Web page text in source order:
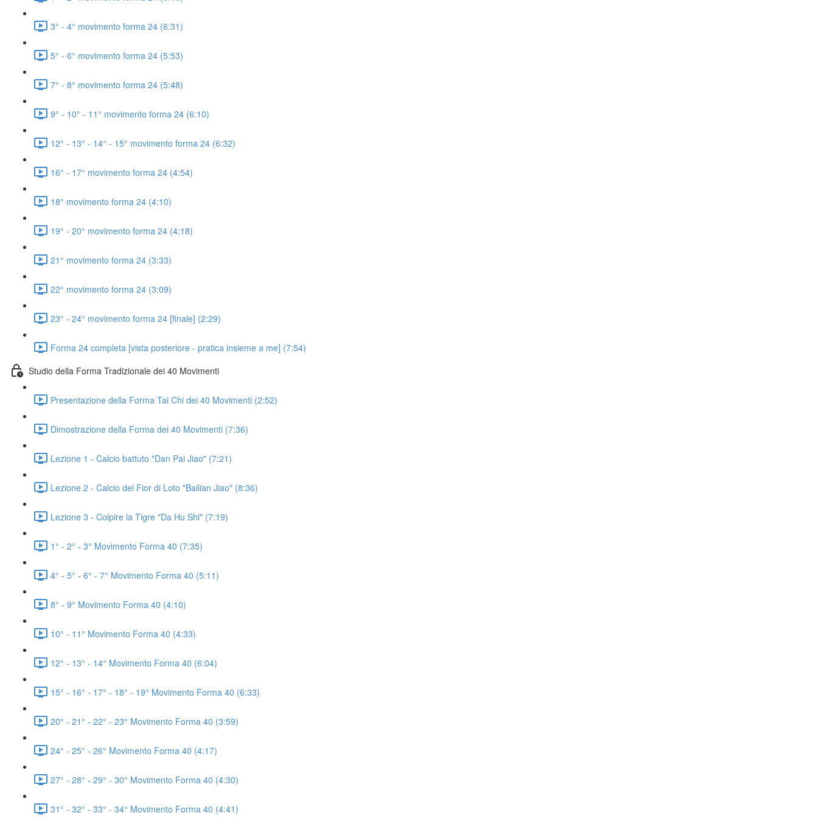
3° - 4° movimento forma 24 (6:31)
5° - 6° movimento forma 24 (5:53)
7° - 8° movimento forma 24 (5:48)
9° - 10° - 11° movimento forma 24 (6:10)
12° - 13° - 14° - 15° movimento forma 24 (6:32)
16° - 17° movimento forma 24 (4:54)
18° movimento forma 24 (4:10)
19° - 20° movimento forma 24 (4:18)
21° movimento forma 24 (3:33)
22° movimento forma 24 (3:09)
23° - 24° movimento forma 24 [finale] (2:29)
Forma 24 completa [vista posteriore - pratica insieme a me] (7:54)
Studio della Forma Tradizionale dei 40 Movimenti
Presentazione della Forma Tai Chi dei 40 Movimenti (2:52)
Dimostrazione della Forma dei 40 Movimenti (7:36)
Lezione 1 - Calcio battuto "Dan Pai Jiao" (7:21)
Lezione 2 - Calcio del Fior di Loto "Bailian Jiao" (8:36)
Lezione 3 - Colpire la Tigre "Da Hu Shi" (7:19)
1° - 2° - 3° Movimento Forma 40 (7:35)
4° - 5° - 6° - 7° Movimento Forma 40 (5:11)
8° - 9° Movimento Forma 40 (4:10)
10° - 11° Movimento Forma 40 (4:33)
12° - 13° - 14° Movimento Forma 40 (6:04)
15° - 16° - 17° - 18° - 19° Movimento Forma 40 (6:33)
20° - 21° - 22° - 23° Movimento Forma 40 (3:59)
24° - 25° - 26° Movimento Forma 40 (4:17)
27° - 28° - 29° - 30° Movimento Forma 40 (4:30)
31° - 32° - 33° - 34° Movimento Forma 40 (4:41)